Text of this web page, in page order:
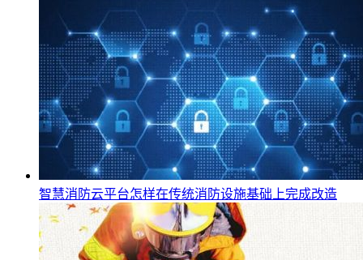
智慧消防云平台怎样在传统消防设施基础上完成改造